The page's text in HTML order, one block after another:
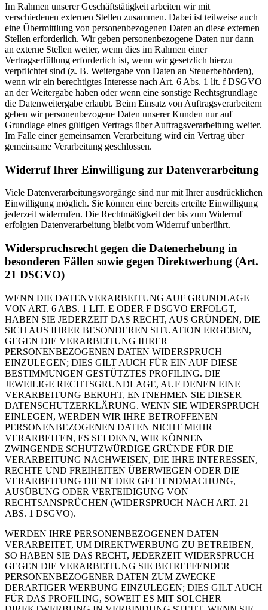
Im Rahmen unserer Geschäftstätigkeit arbeiten wir mit
verschiedenen externen Stellen zusammen. Dabei ist teilweise auch
eine Übermittlung von personenbezogenen Daten an diese externen
Stellen erforderlich. Wir geben personenbezogene Daten nur dann
an externe Stellen weiter, wenn dies im Rahmen einer
Vertragserfüllung erforderlich ist, wenn wir gesetzlich hierzu
verpflichtet sind (z. B. Weitergabe von Daten an Steuerbehörden),
wenn wir ein berechtigtes Interesse nach Art. 6 Abs. 1 lit. f DSGVO
an der Weitergabe haben oder wenn eine sonstige Rechtsgrundlage
die Datenweitergabe erlaubt. Beim Einsatz von Auftragsverarbeitern
geben wir personenbezogene Daten unserer Kunden nur auf
Grundlage eines gültigen Vertrags über Auftragsverarbeitung weiter.
Im Falle einer gemeinsamen Verarbeitung wird ein Vertrag über
gemeinsame Verarbeitung geschlossen.
Widerruf Ihrer Einwilligung zur Datenverarbeitung
Viele Datenverarbeitungsvorgänge sind nur mit Ihrer ausdrücklichen
Einwilligung möglich. Sie können eine bereits erteilte Einwilligung
jederzeit widerrufen. Die Rechtmäßigkeit der bis zum Widerruf
erfolgten Datenverarbeitung bleibt vom Widerruf unberührt.
Widerspruchsrecht gegen die Datenerhebung in
besonderen Fällen sowie gegen Direktwerbung (Art.
21 DSGVO)
WENN DIE DATENVERARBEITUNG AUF GRUNDLAGE
VON ART. 6 ABS. 1 LIT. E ODER F DSGVO ERFOLGT,
HABEN SIE JEDERZEIT DAS RECHT, AUS GRÜNDEN, DIE
SICH AUS IHRER BESONDEREN SITUATION ERGEBEN,
GEGEN DIE VERARBEITUNG IHRER
PERSONENBEZOGENEN DATEN WIDERSPRUCH
EINZULEGEN; DIES GILT AUCH FÜR EIN AUF DIESE
BESTIMMUNGEN GESTÜTZTES PROFILING. DIE
JEWEILIGE RECHTSGRUNDLAGE, AUF DENEN EINE
VERARBEITUNG BERUHT, ENTNEHMEN SIE DIESER
DATENSCHUTZERKLÄRUNG. WENN SIE WIDERSPRUCH
EINLEGEN, WERDEN WIR IHRE BETROFFENEN
PERSONENBEZOGENEN DATEN NICHT MEHR
VERARBEITEN, ES SEI DENN, WIR KÖNNEN
ZWINGENDE SCHUTZWÜRDIGE GRÜNDE FÜR DIE
VERARBEITUNG NACHWEISEN, DIE IHRE INTERESSEN,
RECHTE UND FREIHEITEN ÜBERWIEGEN ODER DIE
VERARBEITUNG DIENT DER GELTENDMACHUNG,
AUSÜBUNG ODER VERTEIDIGUNG VON
RECHTSANSPRÜCHEN (WIDERSPRUCH NACH ART. 21
ABS. 1 DSGVO).
WERDEN IHRE PERSONENBEZOGENEN DATEN
VERARBEITET, UM DIREKTWERBUNG ZU BETREIBEN,
SO HABEN SIE DAS RECHT, JEDERZEIT WIDERSPRUCH
GEGEN DIE VERARBEITUNG SIE BETREFFENDER
PERSONENBEZOGENER DATEN ZUM ZWECKE
DERARTIGER WERBUNG EINZULEGEN; DIES GILT AUCH
FÜR DAS PROFILING, SOWEIT ES MIT SOLCHER